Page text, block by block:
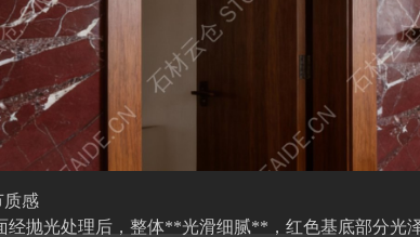
质感
经抛光处理后，整体**光滑细腻**，红色基底部分光